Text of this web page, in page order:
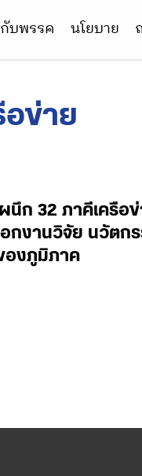
บพรรค นโยบาย
ข่าย
นึก 32 ภาคีเครือ
งานวิจัย นวัตกร
องภูมิภาค